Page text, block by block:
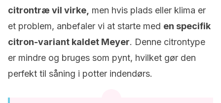
citrontræ vil virke, men hvis plads eller klima er
et problem, anbefaler vi at starte med en specifik
citron-variant kaldet Meyer. Denne citrontype
er mindre og bruges som pynt, hvilket gør den
perfekt til såning i potter indendørs.